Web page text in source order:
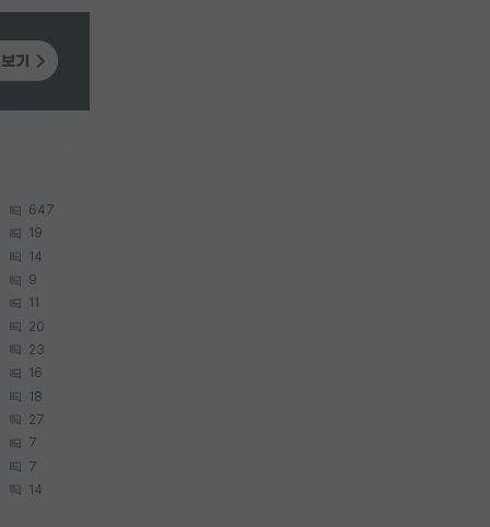
647
19
14
9
11
20
23
16
18
27
7
7
14